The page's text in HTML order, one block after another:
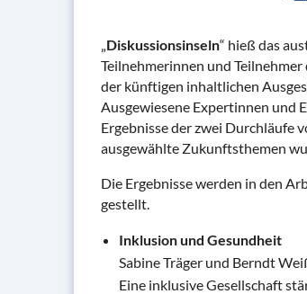
„Diskussionsinseln“ hieß das
Teilnehmerinnen und
der künftigen inhaltlichen
Ausgewiesene Expertinnen und
Ergebnisse der zwei Durchläufe
ausgewählte Zukunftsthemen
Die Ergebnisse werden in den
gestellt.
Inklusion und Gesundheit
Sabine Träger und Berndt
Eine inklusive Gesellschaft